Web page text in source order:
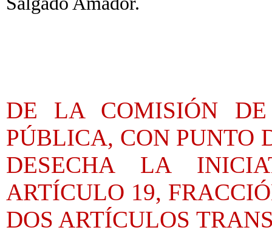
DE LA COMISIÓN DE
PÚBLICA, CON PUNTO
DESECHA LA
ARTÍCULO 19,
DOS ARTÍCULOS